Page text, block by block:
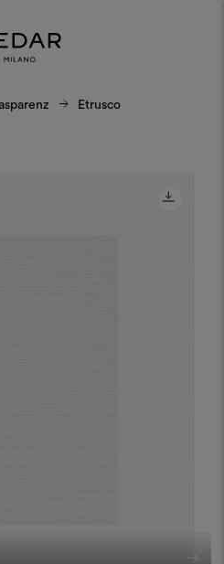
Etrusco